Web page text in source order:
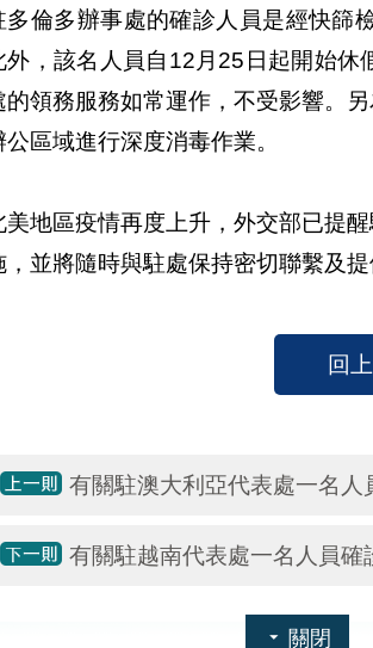
多倫多辦事處的確診人員是經快篩
外，該名人員自12月25日起開始
的領務服務如常運作，不受影響。
公區域進行深度消毒作業。
美地區疫情再度上升，外交部已提
，並將隨時與駐處保持密切聯繫及
回
有關駐澳大利亞代表處一名
有關駐越南代表處一名人員確
關閉